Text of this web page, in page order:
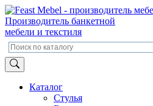
Производитель банкетной
мебели и текстиля
Каталог
Стулья